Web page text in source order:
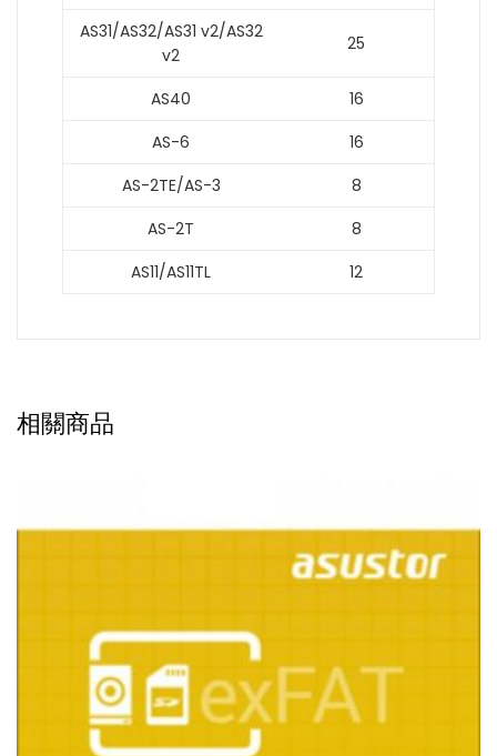
AS31/AS32/AS31 v2/AS32
v2
25
AS40
16
AS-6
16
AS-2TE/AS-3
8
AS-2T
8
AS11/AS11TL
12
相關商品